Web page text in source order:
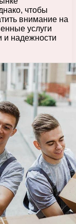
чтобы
внимание на
услуги
и надежности